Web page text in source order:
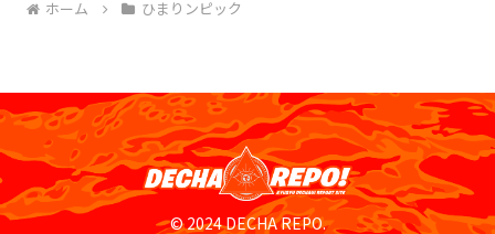
ホーム ひまりンピック
© 2024 DECHA REPO.